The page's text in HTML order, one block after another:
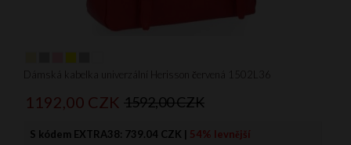
Dámská kabelka univerzální Herisson červená 1502L36
1192, 00 CZK 1592,00 CZK
S kódem EXTRA38: 739.04 CZK | 54% levnější